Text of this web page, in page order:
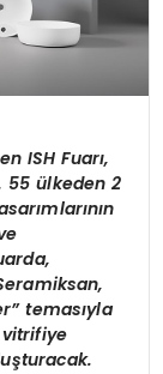
ISH Fuarı,
55 ülkeden 2
temasıyla